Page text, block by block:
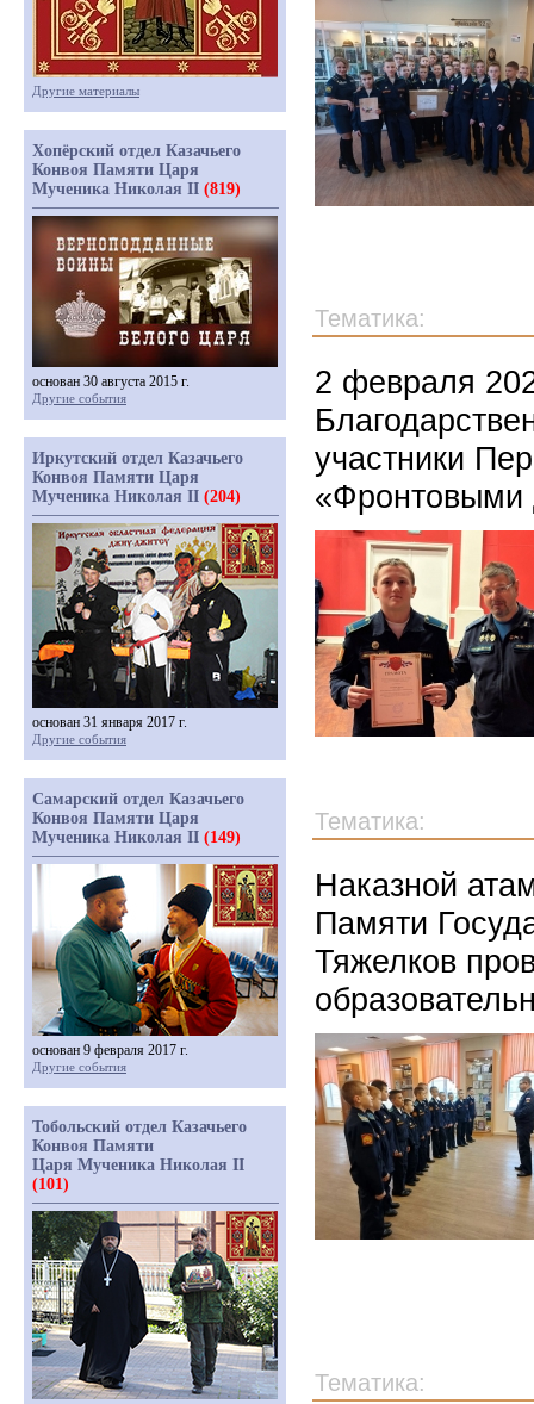
Тематика:
2 февраля
участники
«Фронтовыми
Тематика:
Наказной
Памяти
Тяжелков
Тематика:
Другие материалы
Хопёрский отдел Казачьего
Конвоя Памяти Царя
Мученика Николая II (819)
основан 30 августа 2015 г.
Другие события
Иркутский отдел Казачьего
Конвоя Памяти Царя
Мученика Николая II (204)
основан 31 января 2017 г.
Другие события
Самарский отдел Казачьего
Конвоя Памяти Царя
Мученика Николая II (149)
основан 9 февраля 2017 г.
Другие события
Тобольский отдел Казачьего
Конвоя Памяти
Царя Мученика Николая II
(101)